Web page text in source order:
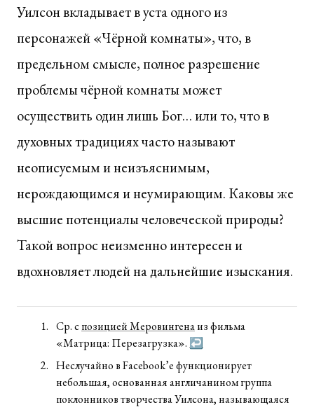
Уилсон вкладывает в уста одного из
персонажей «Чёрной комнаты», что, в
предельном смысле, полное разрешение
проблемы чёрной комнаты может
осуществить один лишь Бог… или то, что в
духовных традициях часто называют
неописуемым и неизъяснимым,
нерождающимся и неумирающим. Каковы же
высшие потенциалы человеческой природы?
Такой вопрос неизменно интересен и
вдохновляет людей на дальнейшие изыскания.
Ср. спозицией Меровингенаиз фильма
«Матрица: Перезагрузка». ↩
Неслучайно в Facebook’е функционирует
небольшая, основанная англичанином группа
поклонников творчества Уилсона, называющаяся